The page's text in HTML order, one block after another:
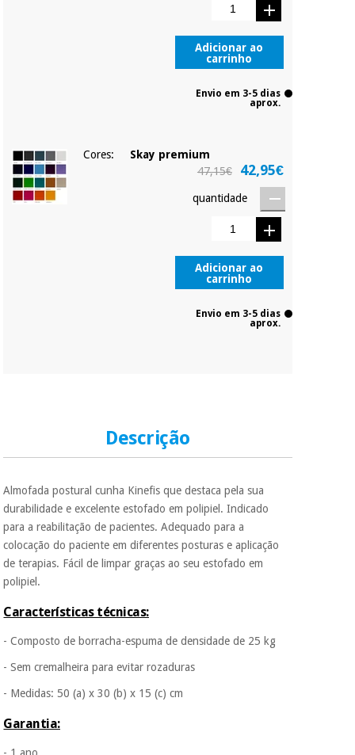
Adicionar ao
carrinho
Envio em 3-5 dias
aprox.
Cores:
Skay premium
47,15€
42,95€
quantidade
Adicionar ao
carrinho
Envio em 3-5 dias
aprox.
Descrição
Almofada postural cunha Kinefis que destaca pela sua
durabilidade e excelente estofado em polipiel. Indicado
para a reabilitação de pacientes. Adequado para a
colocação do paciente em diferentes posturas e aplicação
de terapias. Fácil de limpar graças ao seu estofado em
polipiel.
Características técnicas:
- Composto de borracha-espuma de densidade de 25 kg
- Sem cremalheira para evitar rozaduras
- Medidas: 50 (a) x 30 (b) x 15 (c) cm
Garantia: